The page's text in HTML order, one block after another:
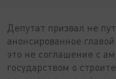
Депутат призвал не
анонсированное
это не соглашение с
государством о